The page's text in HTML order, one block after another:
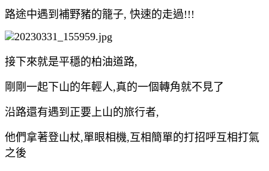
路途中遇到補野豬的籠子, 快速的走過!!!
接下來就是平穩的柏油道路,
剛剛一起下山的年輕人,真的一個轉角就不見了
沿路還有遇到正要上山的旅行者,
他們拿著登山杖,單眼相機,互相簡單的打招呼互相打氣
之後